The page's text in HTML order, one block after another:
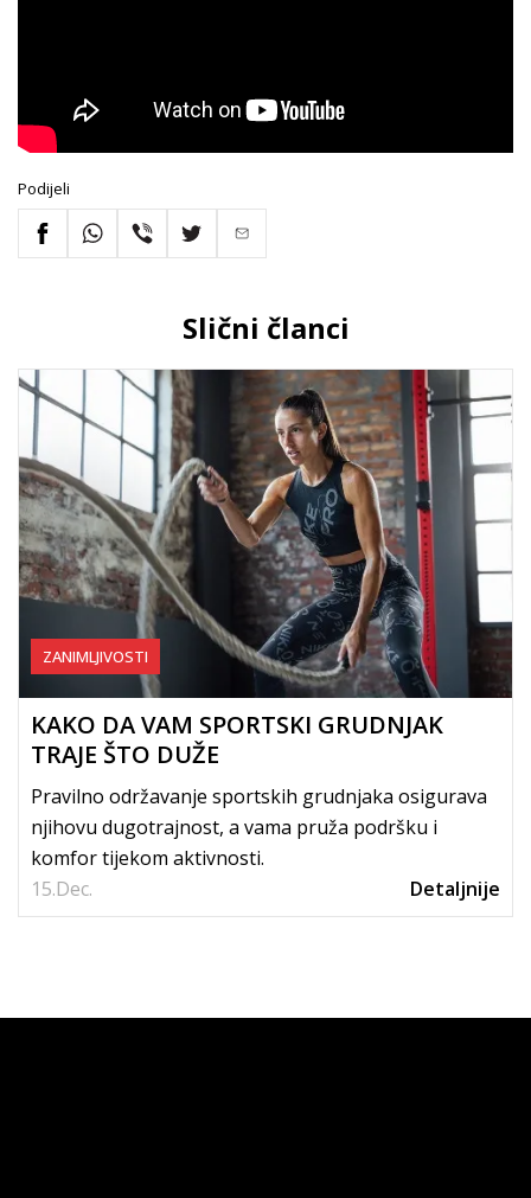
Podijeli
Slični članci
15.Dec.
ZANIMLJIVOSTI
KAKO DA VAM SPORTSKI GRUDNJAK
TRAJE ŠTO DUŽE
Pravilno održavanje sportskih grudnjaka osigurava
njihovu dugotrajnost, a vama pruža podršku i
komfor tijekom aktivnosti.
Detaljnije